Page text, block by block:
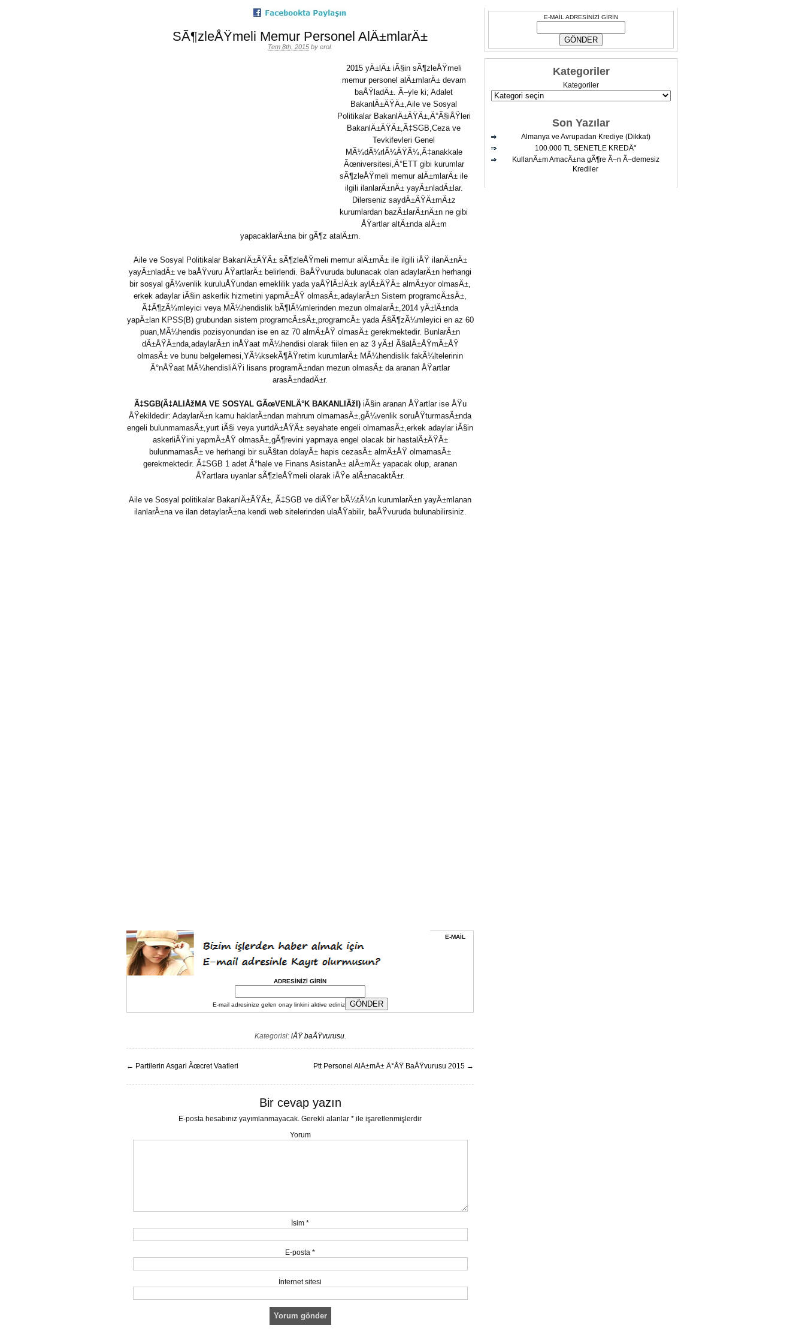
SÃ¶zleÅŸmeli Memur Personel AlÄ±mlarÄ±
Tem 8th, 2015 by erol.
2015 yÄ±lÄ± iÃ§in sÃ¶zleÅŸmeli
memur personel alÄ±mlarÄ± devam
baÅŸladÄ±. Ã–yle ki; Adalet
BakanlÄ±ÄŸÄ±,Aile ve Sosyal
Politikalar BakanlÄ±ÄŸÄ±,Ä°Ã§iÅŸleri
BakanlÄ±ÄŸÄ±,Ã‡SGB,Ceza ve
Tevkifevleri Genel
MÃ¼dÃ¼rlÃ¼ÄŸÃ¼,Ã‡anakkale
Ãœniversitesi,Ä°ETT gibi kurumlar
sÃ¶zleÅŸmeli memur alÄ±mlarÄ± ile
ilgili ilanlarÄ±nÄ± yayÄ±nladÄ±lar.
Dilerseniz saydÄ±ÄŸÄ±mÄ±z
kurumlardan bazÄ±larÄ±nÄ±n ne gibi
ÅŸartlar altÄ±nda alÄ±m
yapacaklarÄ±na bir gÃ¶z atalÄ±m.
Aile ve Sosyal Politikalar BakanlÄ±ÄŸÄ± sÃ¶zleÅŸmeli memur alÄ±mÄ± ile ilgili iÅŸ ilanÄ±nÄ±
yayÄ±nladÄ± ve baÅŸvuru ÅŸartlarÄ± belirlendi. BaÅŸvuruda bulunacak olan adaylarÄ±n herhangi
bir sosyal gÃ¼venlik kuruluÅŸundan emeklilik yada yaÅŸlÄ±lÄ±k aylÄ±ÄŸÄ± almÄ±yor olmasÄ±,
erkek adaylar iÃ§in askerlik hizmetini yapmÄ±ÅŸ olmasÄ±,adaylarÄ±n Sistem programcÄ±sÄ±,
Ã‡Ã¶zÃ¼mleyici veya MÃ¼hendislik bÃ¶lÃ¼mlerinden mezun olmalarÄ±,2014 yÄ±lÄ±nda
yapÄ±lan KPSS(B) grubundan sistem programcÄ±sÄ±,programcÄ± yada Ã§Ã¶zÃ¼mleyici en az 60
puan,MÃ¼hendis pozisyonundan ise en az 70 almÄ±ÅŸ olmasÄ± gerekmektedir. BunlarÄ±n
dÄ±ÅŸÄ±nda,adaylarÄ±n inÅŸaat mÃ¼hendisi olarak fiilen en az 3 yÄ±l Ã§alÄ±ÅŸmÄ±ÅŸ
olmasÄ± ve bunu belgelemesi,YÃ¼ksekÃ¶ÄŸretim kurumlarÄ± MÃ¼hendislik fakÃ¼ltelerinin
Ä°nÅŸaat MÃ¼hendisliÄŸi lisans programÄ±ndan mezun olmasÄ± da aranan ÅŸartlar
arasÄ±ndadÄ±r.
Ã‡SGB(Ã‡ALIÅžMA VE SOSYAL GÃœVENLÄ°K BAKANLIÄžI)iÃ§in aranan ÅŸartlar ise ÅŸu
ÅŸekildedir: AdaylarÄ±n kamu haklarÄ±ndan mahrum olmamasÄ±,gÃ¼venlik soruÅŸturmasÄ±nda
engeli bulunmamasÄ±,yurt iÃ§i veya yurtdÄ±ÅŸÄ± seyahate engeli olmamasÄ±,erkek adaylar iÃ§in
askerliÄŸini yapmÄ±ÅŸ olmasÄ±,gÃ¶revini yapmaya engel olacak bir hastalÄ±ÄŸÄ±
bulunmamasÄ± ve herhangi bir suÃ§tan dolayÄ± hapis cezasÄ± almÄ±ÅŸ olmamasÄ±
gerekmektedir. Ã‡SGB 1 adet Ä°hale ve Finans AsistanÄ± alÄ±mÄ± yapacak olup, aranan
ÅŸartlara uyanlar sÃ¶zleÅŸmeli olarak iÅŸe alÄ±nacaktÄ±r.
Aile ve Sosyal politikalar BakanlÄ±ÄŸÄ±, Ã‡SGB ve diÄŸer bÃ¼tÃ¼n kurumlarÄ±n yayÄ±mlanan
ilanlarÄ±na ve ilan detaylarÄ±na kendi web sitelerinden ulaÅŸabilir, baÅŸvuruda bulunabilirsiniz.
E-MAİL
ADRESİNİZİ GİRİN
E-mail adresinize gelen onay linkini aktive ediniz
Kategorisi: iÅŸ baÅŸvurusu.
← Partilerin Asgari Ãœcret Vaatleri Ptt Personel AlÄ±mÄ± Ä°ÅŸ BaÅŸvurusu 2015 →
Bir cevap yazın
E-posta hesabınız yayımlanmayacak. Gerekli alanlar * ile işaretlenmişlerdir
Yorum
İsim *
E-posta *
İnternet sitesi
E-MAİL ADRESİNİZİ GİRİN
Kategoriler
Kategoriler
Son Yazılar
Almanya ve Avrupadan Krediye (Dikkat)
100.000 TL SENETLE KREDÄ°
KullanÄ±m AmacÄ±na gÃ¶re Ã–n Ã–demesiz
Krediler